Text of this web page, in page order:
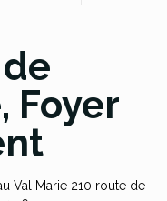
Foyer
Val Marie 210 route de